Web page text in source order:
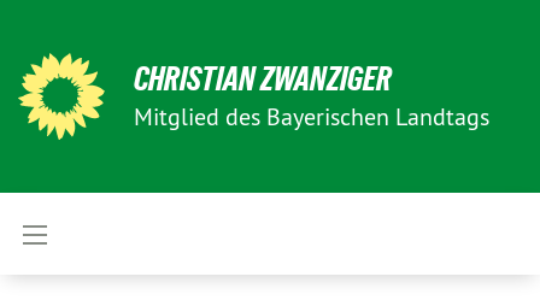
CHRISTIAN ZWANZIGER
Mitglied des Bayerischen Landtags